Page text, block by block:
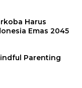
Harus
Emas 2045
Parenting